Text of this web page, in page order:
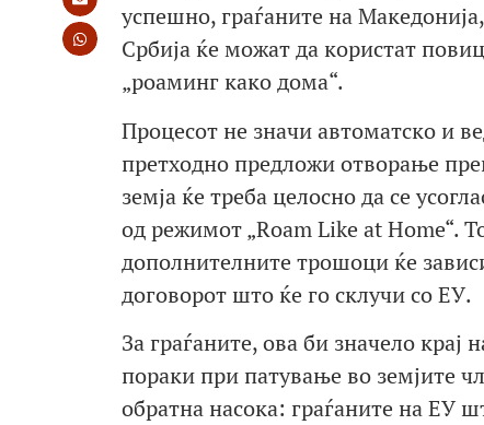
успешно, граѓаните на
Србија ќе можат да користат
„роаминг како дома“.
Процесот не значи автоматско и
претходно предложи отворање
земја ќе треба целосно да се
од режимот „Roam Like at Home“.
дополнителните трошоци ќе
договорот што ќе го склучи со ЕУ.
За граѓаните, ова би значело
пораки при патување во земјите
обратна насока: граѓаните на ЕУ